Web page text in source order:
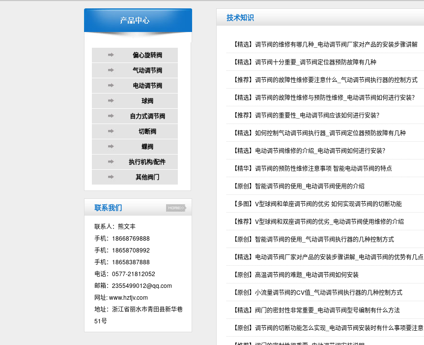
偏心旋转阀
气动调节阀
电动调节阀
球阀
自力式调节阀
切断阀
蝶阀
执行机构/配件
其他阀门
联系我们
联系人：熊文丰
手机：18668769888
手机：18658708992
手机：18658387888
电话：0577-21812052
邮箱： 2355499012@qq.com
网址:www.hztjv.com
地址：浙江省丽水市青田县新华巷
51号
技术知识
【精选】调节阀的维修有哪几种_电动调节阀厂家对产品的安装步骤讲解
【精选】调节阀十分重要_调节阀定位器预防故障有几种
【推荐】调节阀的故障性维修要注意什么_气动调节阀执行器的控制方式
【精选】调节阀的故障性维修与预防性维修_电动调节阀如何进行安装？
【推荐】调节阀的重要性_电动调节阀应该如何进行安装？
【精选】如何控制气动调节阀执行器_调节阀定位器预防故障有几种
【精选】电动调节阀维修的介绍_电动调节阀如何进行安装？
【精华】调节阀的预防性维修注意事项 智能电动调节阀的特点
【原创】智能调节阀的使用_电动调节阀使用的介绍
【多图】V型球阀和单座调节阀的优劣 如何实现调节阀的切断功能
【推荐】V型球阀和双座调节阀的优劣_电动调节阀使用维修的介绍
【原创】智能调节阀的使用_气动调节阀执行器的几种控制方式
【精选】电动调节阀厂家对产品的安装步骤讲解_电动调节阀的优势有几点
【原创】高温调节阀的难题_电动调节阀如何安装
【原创】小流量调节阀的CV值_气动调节阀执行器的几种控制方式
【精选】阀门的密封性非常重要_电动调节阀型号编制有什么方法
【原创】调节阀的切断功能怎么实现_电动调节阀安装时有什么事项要注意